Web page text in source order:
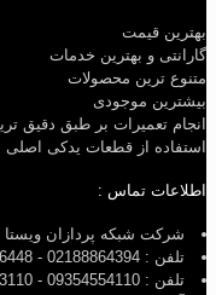
بهترین قیمت
گارانتی و بهترین خدمات
متنوع ترین محصولات
بیشترین موجودی
انجام تعمیرات بر طبق دقیق
استفاده از قطعات یدکی اصلی
اطلاعات تماس :
شرکت شبکه پردازان ویستا
تلفن : 02188864394 - 02188306448 - 02141407
تلفن : 09354554110 - 09363153110